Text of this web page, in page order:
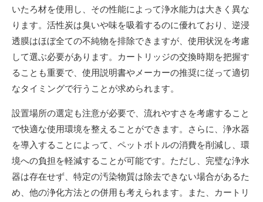
いたろ材を使用し、その性能によって浄水能力は大きく異な
ります。活性炭は臭いや味を吸着するのに優れており、逆浸
透膜はほぼ全ての不純物を排除できますが、使用状況を考慮
して選ぶ必要があります。カートリッジの交換時期を把握す
ることも重要で、使用説明書やメーカーの推奨に従って適切
なタイミングで行うことが求められます。
設置場所の選定も注意が必要で、流れやすさを考慮すること
で快適な使用環境を整えることができます。さらに、浄水器
を導入することによって、ペットボトルの消費を削減し、環
境への負担を軽減することが可能です。ただし、完璧な浄水
器は存在せず、特定の汚染物質は除去できない場合があるた
め、他の浄化方法との併用も考えられます。また、カートリ